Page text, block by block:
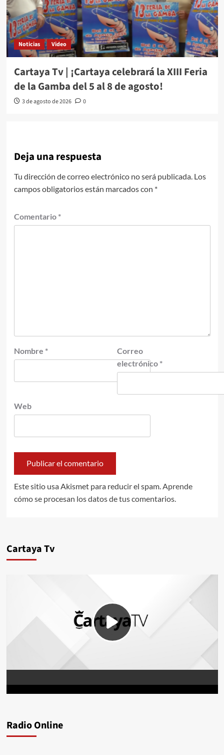
Noticias Video
Cartaya Tv | ¡Cartaya celebrará la XIII Feria
de la Gamba del 5 al 8 de agosto!
3 de agosto de 2026 0
Deja una respuesta
Tu dirección de correo electrónico no será publicada. Los
campos obligatorios están marcados con *
Comentario *
Nombre *
Correo
electrónico *
Web
Este sitio usa Akismet para reducir el spam. Aprende
cómo se procesan los datos de tus comentarios.
Cartaya Tv
Radio Online